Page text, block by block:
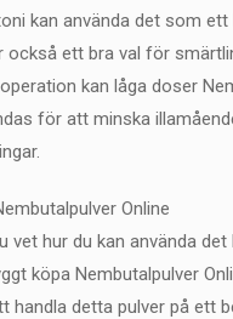
kan använda det som ett
också ett bra val för
kan låga doser
för att minska
Online
vet hur du kan använda det
köpa Nembutalpulver
handla detta pulver på ett